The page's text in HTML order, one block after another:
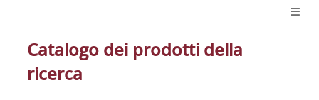
Catalogo dei prodotti della
ricerca